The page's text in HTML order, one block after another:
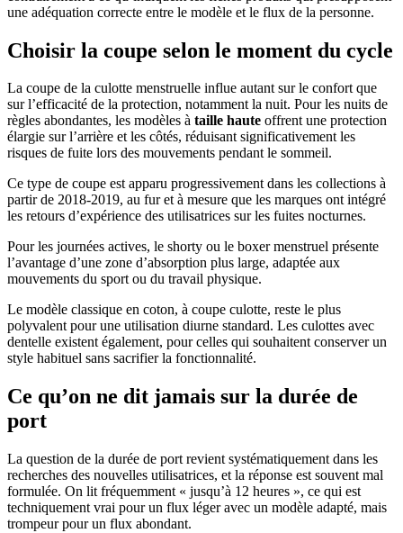
une adéquation correcte entre le modèle et le flux de la personne.
Choisir la coupe selon le moment du cycle
La coupe de la culotte menstruelle influe autant sur le confort que
sur l’efficacité de la protection, notamment la nuit. Pour les nuits de
règles abondantes, les modèles à taille haute offrent une protection
élargie sur l’arrière et les côtés, réduisant significativement les
risques de fuite lors des mouvements pendant le sommeil.
Ce type de coupe est apparu progressivement dans les collections à
partir de 2018-2019, au fur et à mesure que les marques ont intégré
les retours d’expérience des utilisatrices sur les fuites nocturnes.
Pour les journées actives, le shorty ou le boxer menstruel présente
l’avantage d’une zone d’absorption plus large, adaptée aux
mouvements du sport ou du travail physique.
Le modèle classique en coton, à coupe culotte, reste le plus
polyvalent pour une utilisation diurne standard. Les culottes avec
dentelle existent également, pour celles qui souhaitent conserver un
style habituel sans sacrifier la fonctionnalité.
Ce qu’on ne dit jamais sur la durée de
port
La question de la durée de port revient systématiquement dans les
recherches des nouvelles utilisatrices, et la réponse est souvent mal
formulée. On lit fréquemment « jusqu’à 12 heures », ce qui est
techniquement vrai pour un flux léger avec un modèle adapté, mais
trompeur pour un flux abondant.